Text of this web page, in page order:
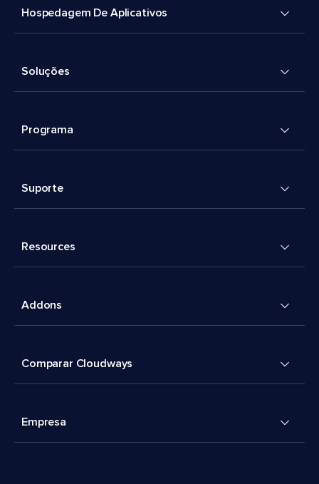
Hospedagem De Aplicativos
Soluções
Programa
Suporte
Resources
Addons
Comparar Cloudways
Empresa